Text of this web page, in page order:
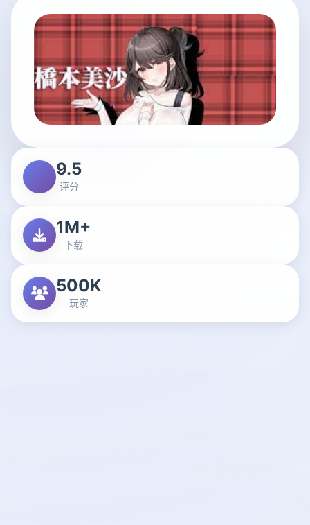
9.5
评分
1M+
下载
500K
玩家